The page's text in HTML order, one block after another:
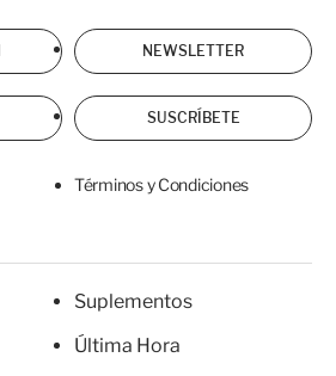
NEWSLETTER
SUSCRÍBETE
Términos y Condiciones
Suplementos
Última Hora